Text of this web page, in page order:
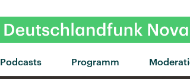
Podcasts Programm
"Midnight